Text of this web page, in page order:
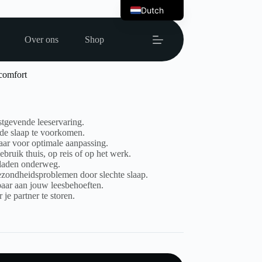
Over ons Shop
leeservaring.
slaap te voorkomen.
voor optimale aanpassing.
thuis, op reis of op het werk.
onderweg.
door slechte slaap.
aan jouw leesbehoeften.
je partner te storen.
Dutch